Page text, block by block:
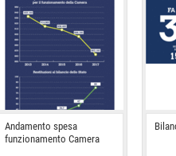
Andamento spesa
funzionamento Camera